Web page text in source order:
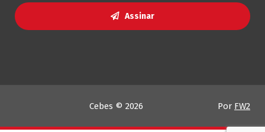
l
*
Assinar
Cebes © 2026 Por FW2